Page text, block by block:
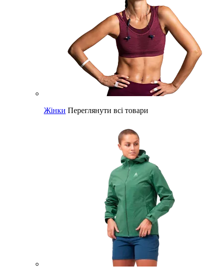
Жінки Переглянути всі товари